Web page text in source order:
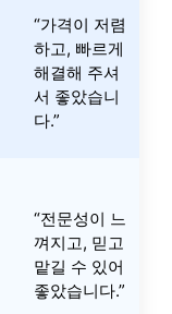
“가격이 저렴
하고, 빠르게
해결해 주셔
서 좋았습니
다.”
“전문성이 느
껴지고, 믿고
맡길 수 있어
좋았습니다.”